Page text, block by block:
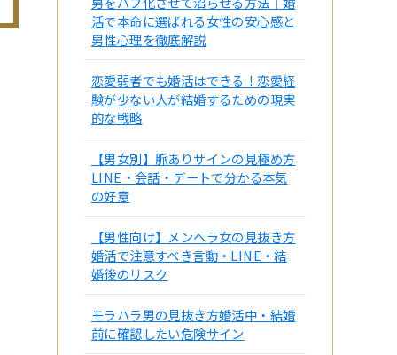
活で本命に選ばれる女性の安心感と
男性心理を徹底解説
恋愛弱者でも婚活はできる！恋愛経
験が少ない人が結婚するための現実
的な戦略
【男女別】脈ありサインの見極め方
LINE・会話・デートで分かる本気
の好意
【男性向け】メンヘラ女の見抜き方
婚活で注意すべき言動・LINE・結
婚後のリスク
モラハラ男の見抜き方婚活中・結婚
前に確認したい危険サイン